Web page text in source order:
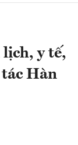
y tế,
Hàn